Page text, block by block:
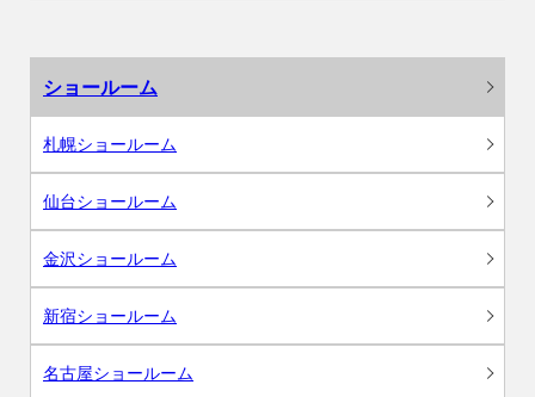
ショールーム
札幌ショールーム
仙台ショールーム
金沢ショールーム
新宿ショールーム
名古屋ショールーム